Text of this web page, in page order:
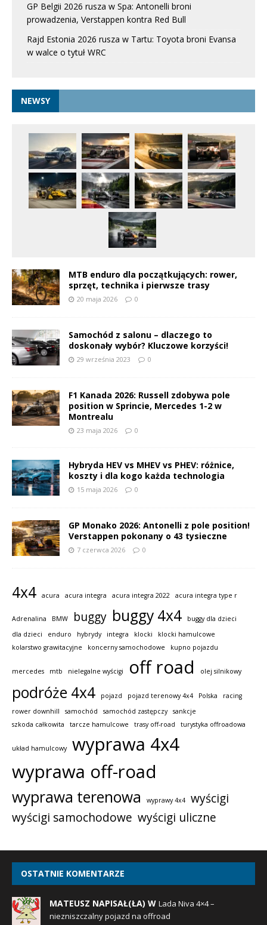
GP Belgii 2026 rusza w Spa: Antonelli broni
prowadzenia, Verstappen kontra Red Bull
Rajd Estonia 2026 rusza w Tartu: Toyota broni Evansa
w walce o tytuł WRC
NEWSY
MTB enduro dla początkujących: rower,
sprzęt, technika i pierwsze trasy
20 maja 2026 0
Samochód z salonu – dlaczego to
doskonały wybór? Kluczowe korzyści!
29 września 2023 0
F1 Kanada 2026: Russell zdobywa pole
position w Sprincie, Mercedes 1-2 w
Montrealu
23 maja 2026 0
Hybryda HEV vs MHEV vs PHEV: różnice,
koszty i dla kogo każda technologia
15 maja 2026 0
GP Monako 2026: Antonelli z pole position!
Verstappen pokonany o 43 tysieczne
7 czerwca 2026 0
4x4 acura acura integra acura integra 2022 acura integra type r
Adrenalina BMW buggy buggy 4x4
buggy dla dzieci
dla dzieci
enduro hybrydy integra klocki
klocki hamulcowe
kolarstwo grawitacyjne
koncerny samochodowe kupno pojazdu
mercedes mtb nielegalne wyścigi off road olej silnikowy
podróże 4x4 pojazd pojazd terenowy 4x4 Polska
racing
rower downhill
samochód samochód zastępczy
sankcje
szkoda całkowita
tarcze hamulcowe trasy off-road turystyka offroadowa
układ hamulcowy
wyprawa 4x4
wyprawa off-road
wyprawa terenowa wyprawy 4x4
wyścigi
wyścigi samochodowe wyścigi uliczne
OSTATNIE KOMENTARZE
MATEUSZ NAPISAŁ(ŁA) W Lada Niva 4×4 –
niezniszczalny pojazd na offroad